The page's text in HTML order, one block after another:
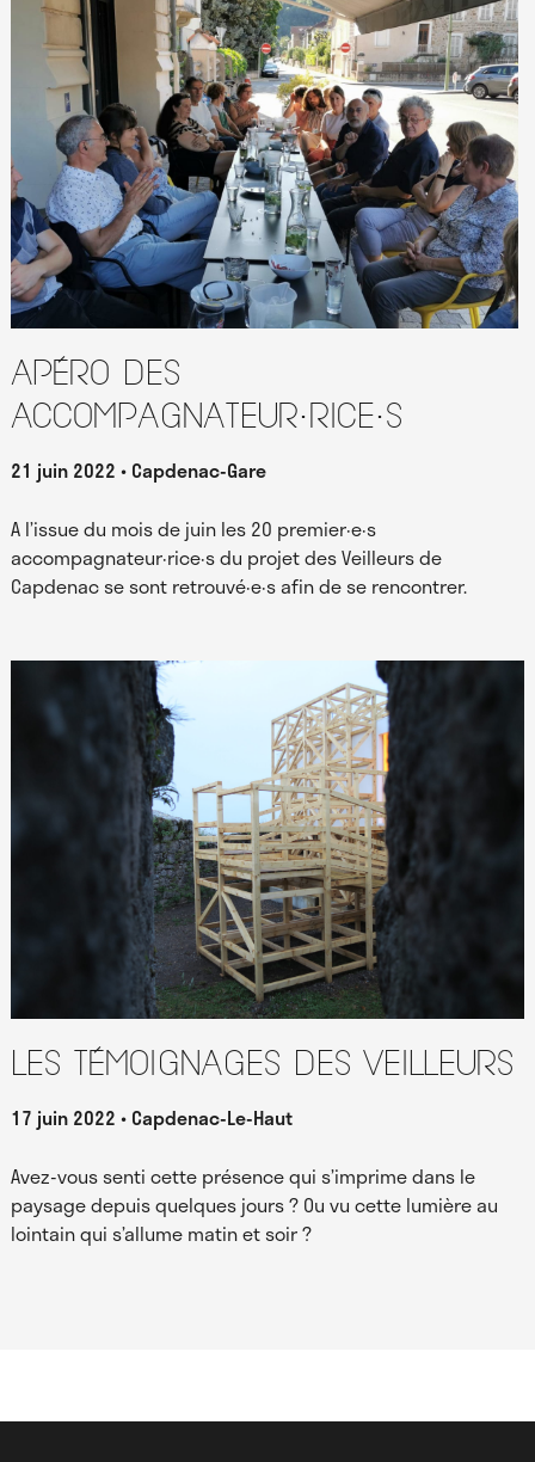
Apéro des
accompagnateur·rice·s
21 juin 2022 Capdenac-Gare
A l’issue du mois de juin les 20 premier·e·s
accompagnateur·rice·s du projet des Veilleurs de
Capdenac se sont retrouvé·e·s afin de se rencontrer.
Les témoignages des Veilleurs
17 juin 2022 Capdenac-Le-Haut
Avez-vous senti cette présence qui s’imprime dans le
paysage depuis quelques jours ? Ou vu cette lumière au
lointain qui s’allume matin et soir ?